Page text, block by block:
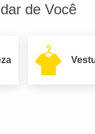
de Você